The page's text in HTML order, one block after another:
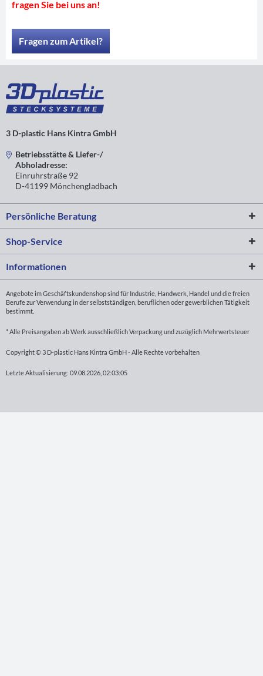
fragen Sie bei uns an!
Fragen zum Artikel?
3 D-plastic Hans Kintra GmbH
Betriebsstätte & Liefer-/
Abholadresse:
Einruhrstraße 92
D-41199 Mönchengladbach
Persönliche Beratung
Shop-Service
Informationen
Angebote im Geschäftskundenshop sind für Industrie, Handwerk, Handel und die freien
Berufe zur Verwendung in der selbstständigen, beruflichen oder gewerblichen Tätigkeit
bestimmt.
* Alle Preisangaben ab Werk ausschließlich Verpackung und zuzüglich Mehrwertsteuer
Copyright © 3 D-plastic Hans Kintra GmbH - Alle Rechte vorbehalten
Letzte Aktualisierung: 09.08.2026, 02:03:05